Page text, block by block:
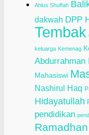
Ahlus Shuffah
dakwah DPP
Tembak
keluarga Kemenag
Abdurrahman
Mahasiswi
Nashirul Haq
Hidayatullah
pendidikan
Ramadhan